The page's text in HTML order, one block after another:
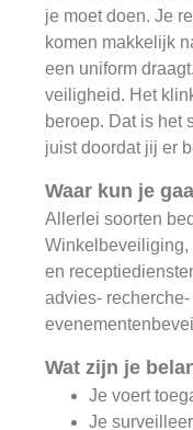
je moet doen. Je
komen makkelijk
een uniform
veiligheid. Het
beroep. Dat is het
juist doordat jij er
Waar kun je
Allerlei soorten
en
advies-
Wat zijn je
Je voert
Je